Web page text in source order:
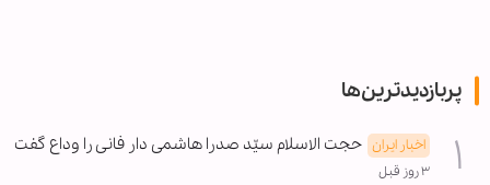
پربازدیدترین‌ها
اخبار ایران حجت الاسلام سیّد صدرا هاشمی دار فانی را وداع گفت
۳ روز قبل